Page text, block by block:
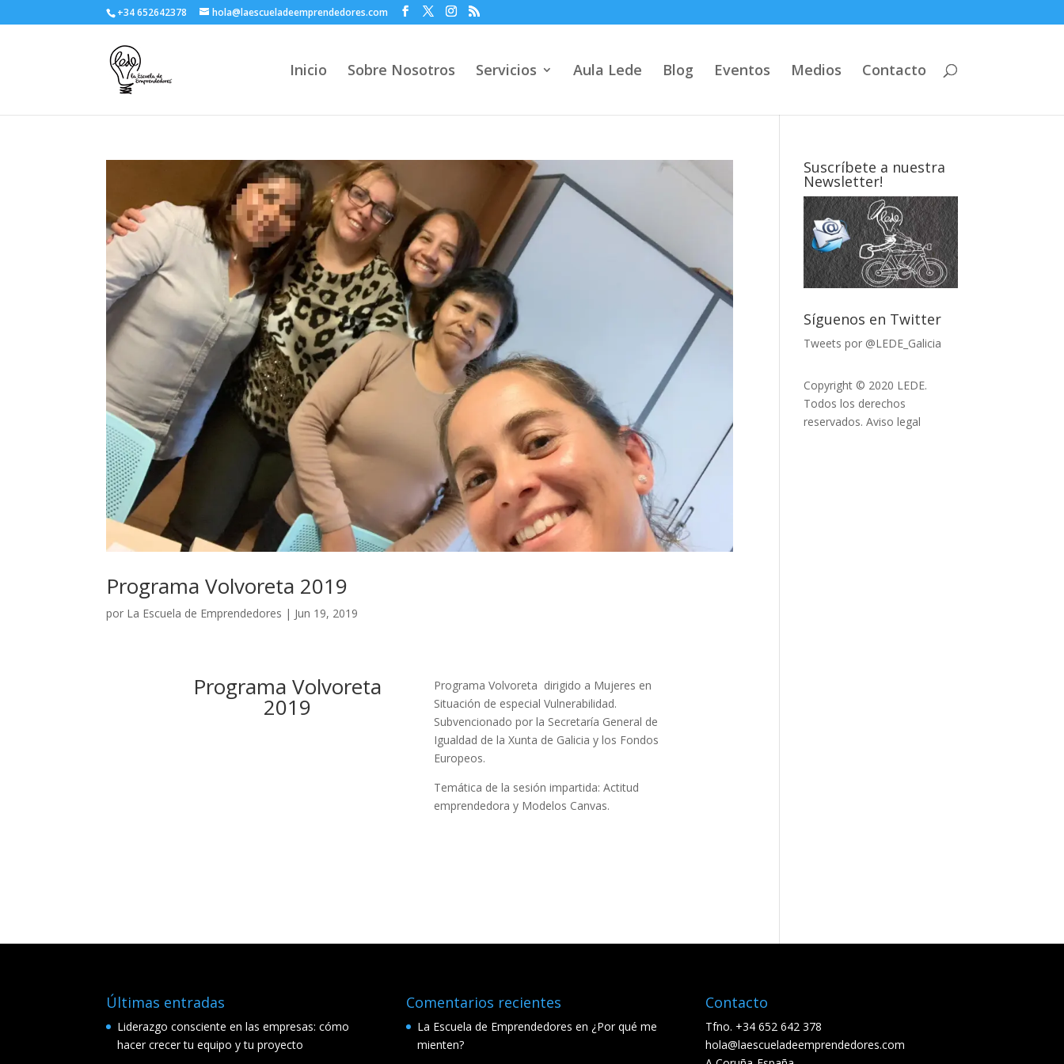
+34 652642378 hola@laescueladeemprendedores.com
Inicio Sobre Nosotros Servicios Aula Lede Blog Eventos Medios Contacto
Programa Volvoreta 2019
por La Escuela de Emprendedores | Jun 19, 2019
Programa Volvoreta
2019
Programa Volvoreta dirigido a Mujeres en
Situación de especial Vulnerabilidad.
Subvencionado por la Secretaría General de
Igualdad de la Xunta de Galicia y los Fondos
Europeos.
Temática de la sesión impartida: Actitud
emprendedora y Modelos Canvas.
Suscríbete a nuestra
Newsletter!
Síguenos en Twitter
Tweets por @LEDE_Galicia
Copyright © 2020 LEDE.
Todos los derechos
reservados.Aviso legal
Últimas entradas
Liderazgo consciente en las empresas: cómo
hacer crecer tu equipo y tu proyecto
Comentarios recientes
La Escuela de Emprendedores en ¿Por qué me
mienten?
Contacto
Tfno. +34 652 642 378
hola@laescueladeemprendedores.com